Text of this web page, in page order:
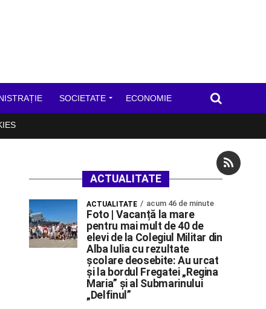
SOCIETATE ECONOMIE
ACTUALITATE
ACTUALITATE acum 46 de minute
Foto | Vacanță la mare
pentru mai mult de 40 de
elevi de la Colegiul Militar din
Alba Iulia cu rezultate
școlare deosebite: Au urcat
și la bordul Fregatei „Regina
Maria” și al Submarinului
„Delfinul”